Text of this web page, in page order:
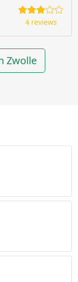
4 reviews
Zwolle